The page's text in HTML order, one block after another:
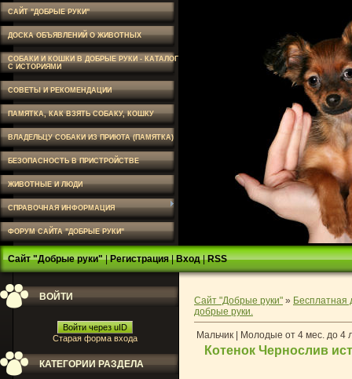
САЙТ "ДОБРЫЕ РУКИ"
ДОСКА ОБЪЯВЛЕНИЙ О ЖИВОТНЫХ
СОБАКИ И КОШКИ В ДОБРЫЕ РУКИ - КАТАЛОГ
С ИСТОРИЯМИ
СОВЕТЫ И РЕКОМЕНДАЦИИ
ПАМЯТКА, КАК ВЗЯТЬ СОБАКУ, КОШКУ
ВЛАДЕЛЬЦУ СОБАКИ ИЗ ПРИЮТА (ПАМЯТКА)
БЕЗОПАСНОСТЬ В ПРИСТРОЙСТВЕ
ЖИВОТНЫЕ И ЛЮДИ
СПРАВОЧНАЯ ИНФОРМАЦИЯ
ФОРУМ САЙТА "ДОБРЫЕ РУКИ"
Сайт "Добрые руки"|Регистрация|Вход|RSS
ВОЙТИ
Войти через uID
Старая форма входа
КАТЕГОРИИ РАЗДЕЛА
Сайт "Добрые руки" » Бесплатная
добрые руки.
Мальчик | Молодые от 4 мес. до 4
Котенок Чернослив